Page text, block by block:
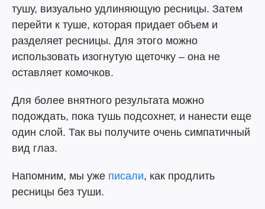
тушу, визуально удлиняющую ресницы. Затем
перейти к туше, которая придает объем и
разделяет ресницы. Для этого можно
использовать изогнутую щеточку – она не
оставляет комочков.
Для более внятного результата можно
подождать, пока тушь подсохнет, и нанести еще
один слой. Так вы получите очень симпатичный
вид глаз.
Напомним, мы уже писали, как продлить
ресницы без туши.